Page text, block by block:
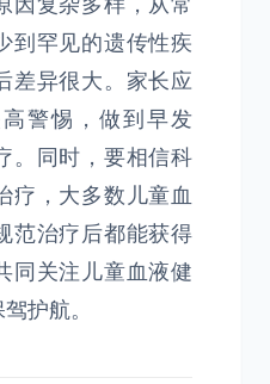
因复杂多样，从常
到罕见的遗传性疾
差异很大。家长应
警惕，做到早发
。同时，要相信科
疗，大多数儿童血
范治疗后都能获得
同关注儿童血液健
护航。